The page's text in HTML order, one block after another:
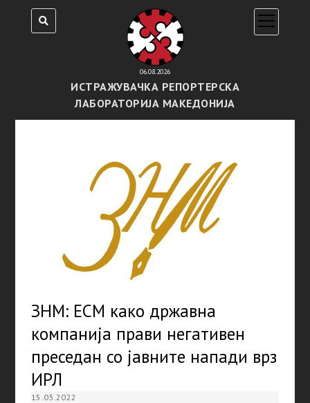
06.08.2026
ИСТРАЖУВАЧКА РЕПОРТЕРСКА
ЛАБОРАТОРИЈА МАКЕДОНИЈА
open
menu
ЗНМ: ЕСМ како државна
компанија прави негативен
преседан со јавните напади врз
ИРЛ
15.03.2022